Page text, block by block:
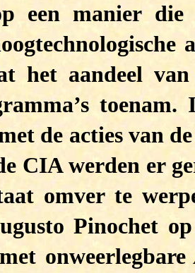
een manier
het aandeel
de acties van
CIA werden er
omver te
Pinochet